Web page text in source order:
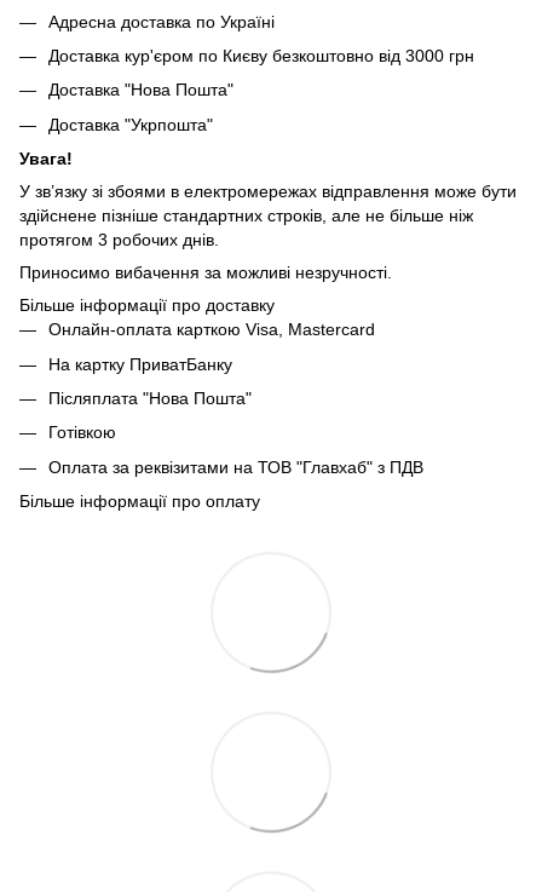
Адресна доставка по Україні
Доставка кур'єром по Києву безкоштовно від 3000 грн
Доставка "Нова Пошта"
Доставка "Укрпошта"
Увага!
У зв’язку зі збоями в електромережах відправлення може бути
здійснене пізніше стандартних строків, але не більше ніж
протягом 3 робочих днів.
Приносимо вибачення за можливі незручності.
Більше інформації про доставку
Онлайн-оплата карткою Visa, Mastercard
На картку ПриватБанку
Післяплата "Нова Пошта"
Готівкою
Оплата за реквізитами на ТОВ "Главхаб" з ПДВ
Більше інформації про оплату